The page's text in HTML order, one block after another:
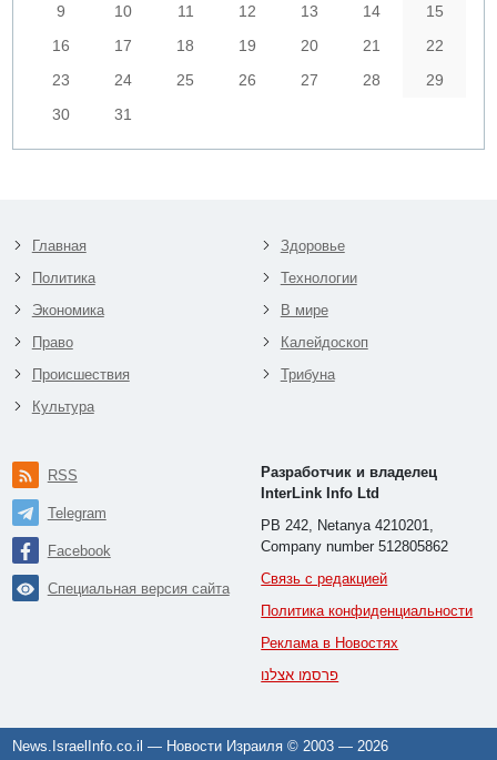
9
10 11 12 13 14
15
16
17 18 19 20 21
22
23
24 25 26 27 28
29
30
31
Главная
Политика
Экономика
Право
Происшествия
Культура
Здоровье
Технологии
В мире
Калейдоскоп
Трибуна
RSS
Telegram
Facebook
Специальная версия сайта
Разработчик и владелец
InterLink Info Ltd
PB 242, Netanya 4210201,
Company number 512805862
Связь с редакцией
Политика конфиденциальности
Реклама в Новостях
פרסמו אצלנו
News.IsraelInfo.co.il — Новости Израиля © 2003 —2026